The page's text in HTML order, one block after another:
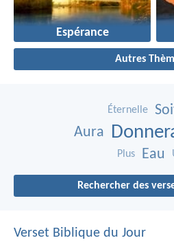
Espérance
Autres
Éternelle
Aura
Plus Eau
Rechercher des
Verset Biblique du Jour